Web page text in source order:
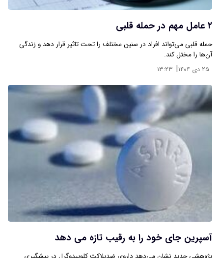
۲ عامل مهم در حمله قلبی
حمله قلبی می‌تواند افراد در سنین مختلف را تحت تاثیر قرار دهد و زندگی
آن‌ها را مختل کند.
۲۵ دی ۱۴۰۴ | ۱۳:۲۳
آسپرین جای خود را به رقیب تازه می دهد